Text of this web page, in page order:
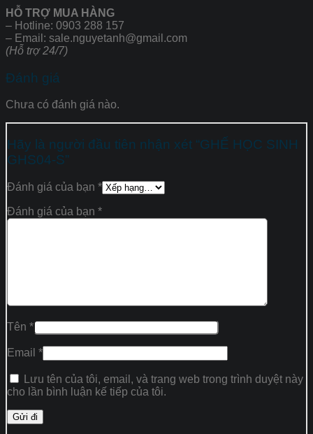
HỖ TRỢ MUA HÀNG
– Hotline: 0903 288 157
– Email: sale.nguyetanh@gmail.com
(Hỗ trợ 24/7)
Đánh giá
Chưa có đánh giá nào.
Hãy là người đầu tiên nhận xét “GHẾ HỌC SINH
GHS04-S”
Đánh giá của bạn *
Đánh giá của bạn *
Tên *
Email *
Lưu tên của tôi, email, và trang web trong trình duyệt này
cho lần bình luận kế tiếp của tôi.